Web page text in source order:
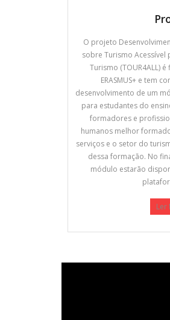
O projeto
sobre Turismo Acessível
Turismo (TOUR4ALL)
ERASMUS+ e tem
desenvolvimento de um
para estudantes do
formadores e
humanos melhor
serviços e o setor do
dessa formação. No
módulo estarão
Ler